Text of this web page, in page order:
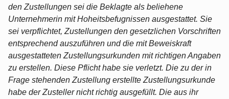
den Zustellungen sei die Beklagte als beliehene
Unternehmerin mit Hoheitsbefugnissen ausgestattet. Sie
sei verpflichtet, Zustellungen den gesetzlichen Vorschriften
entsprechend auszuführen und die mit Beweiskraft
ausgestatteten Zustellungsurkunden mit richtigen Angaben
zu erstellen. Diese Pflicht habe sie verletzt. Die zu der in
Frage stehenden Zustellung erstellte Zustellungsurkunde
habe der Zusteller nicht richtig ausgefüllt. Die aus ihr